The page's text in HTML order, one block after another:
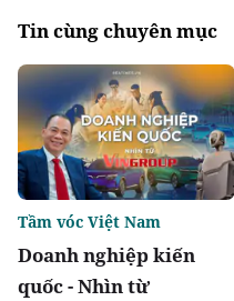
Tin cùng chuyên mục
Doanh nghiệp kiến
quốc - Nhìn từ
Tầm vóc Việt Nam